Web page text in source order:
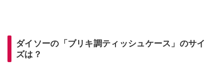
ダイソーの「ブリキ調ティッシュケース」のサイ
ズは？